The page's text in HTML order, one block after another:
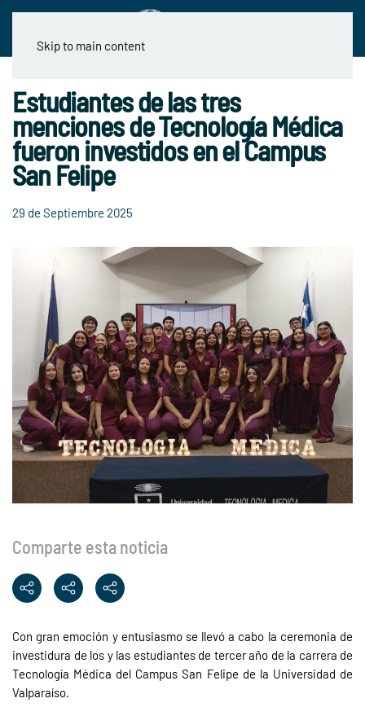
Skip to main content
Estudiantes de las tres
menciones de Tecnología Médica
fueron investidos en el Campus
San Felipe
29 de Septiembre 2025
Comparte esta noticia
Con gran emoción y entusiasmo se llevó a cabo la ceremonia de
investidura de los y las estudiantes de tercer año de la carrera de
Tecnología Médica del Campus San Felipe de la Universidad de
Valparaíso.